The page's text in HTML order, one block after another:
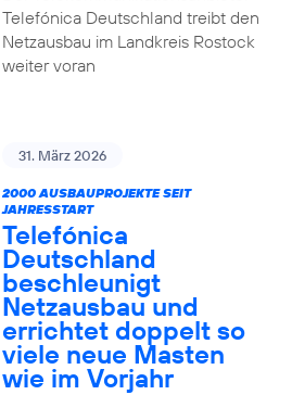
Telefónica Deutschland treibt den
Netzausbau im Landkreis Rostock
weiter voran
31. März 2026
2000 AUSBAUPROJEKTE SEIT
JAHRESSTART
Telefónica
Deutschland
beschleunigt
Netzausbau und
errichtet doppelt so
viele neue Masten
wie im Vorjahr